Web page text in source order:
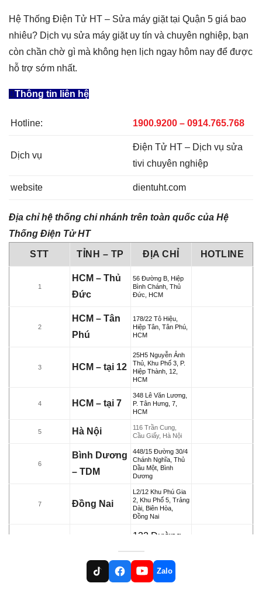
Hệ Thống Điện Tử HT – Sửa máy giặt tại Quận 5 giá bao
nhiêu? Dịch vụ sửa máy giặtuy tín và chuyên nghiệp, bạn
còn chần chờ gì mà không hẹn lịch ngay hôm nay để được
hỗ trợ sớm nhất.
Thông tin liên hệ
Hotline: 1900.9200 – 0914.765.768
Dịch vụ
Điện Tử HT – Dịch vụ sửa
tivi chuyên nghiệp
website dientuht.com
Địa chỉ hệ thống chi nhánh trên toàn quốc của Hệ
Thống Điện Tử HT
STT TỈNH – TP ĐỊA CHỈ HOTLINE
1
HCM – Thủ
Đức
56 Đường B, Hiệp
Bình Chánh, Thủ
Đức, HCM
2
HCM – Tân
Phú
178/22 Tô Hiệu,
Hiệp Tân, Tân Phú,
HCM
3 HCM – tại 12
25H5 Nguyễn Ảnh
Thủ, Khu Phố 3, P.
Hiệp Thành, 12,
HCM
4 HCM – tại 7
348 Lê Văn Lương,
P. Tân Hưng, 7,
HCM
5 Hà Nội
116 Trần Cung,
Cầu Giấy, Hà Nội
6
Bình Dương
– TDM
448/15 Đường 30/4
Chánh Nghĩa, Thủ
Dầu Một, Bình
Dương
7 Đồng Nai
L2/12 Khu Phú Gia
2, Khu Phố 5, Trảng
Dài, Biên Hòa,
Đồng Nai
Cần Thơ
132 Đường
B25, KĐC
91B, P. An
Khánh, Ninh
Zalo